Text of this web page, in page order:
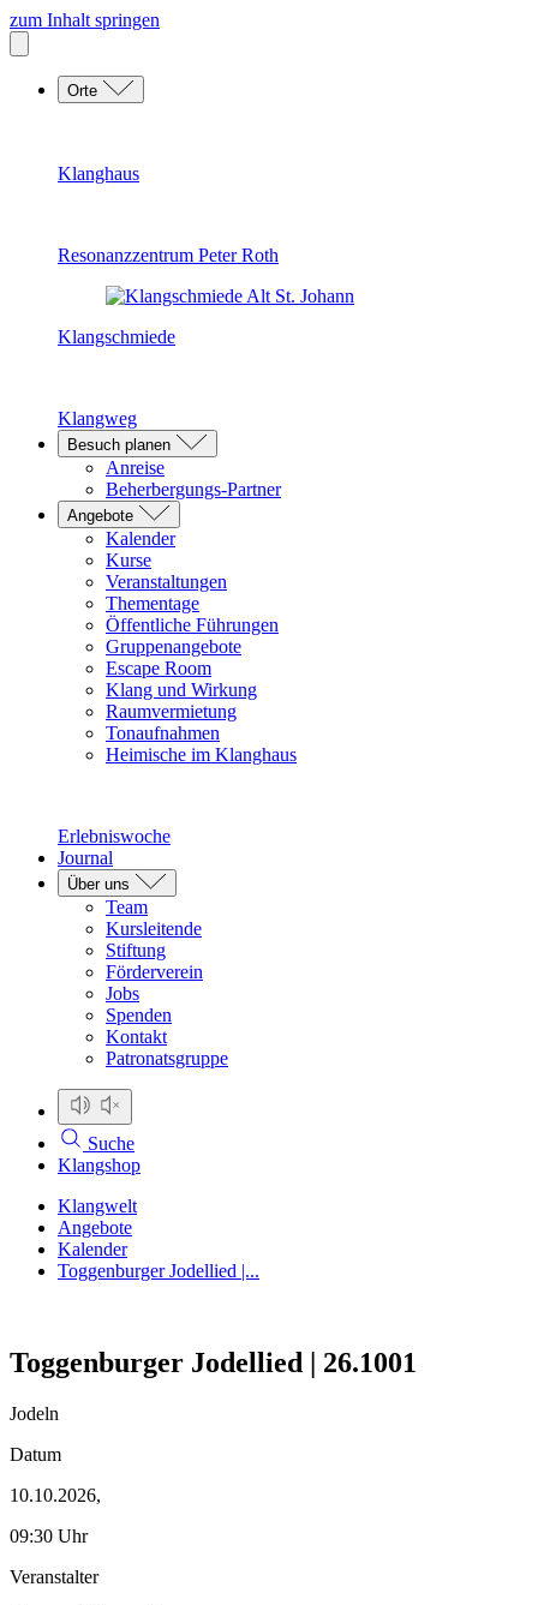
zum Inhalt springen
Orte
Klanghaus
Resonanzzentrum Peter Roth
Klangschmiede
Klangweg
Besuch planen
Anreise
Beherbergungs-Partner
Angebote
Kalender
Kurse
Veranstaltungen
Thementage
Öffentliche Führungen
Gruppenangebote
Escape Room
Klang und Wirkung
Raumvermietung
Tonaufnahmen
Heimische im Klanghaus
Erlebniswoche
Journal
Über uns
Team
Kursleitende
Stiftung
Förderverein
Jobs
Spenden
Kontakt
Patronatsgruppe
Suche
Klangshop
Klangwelt
Angebote
Kalender
Toggenburger Jodellied |...
Toggenburger Jodellied | 26.1001
Jodeln
Datum
10.10.2026,
09:30 Uhr
Veranstalter